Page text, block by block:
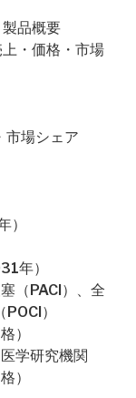
品概要
・価格・市場
場シェア
）
年）
（PACI）、全
）
）
学研究機関
）